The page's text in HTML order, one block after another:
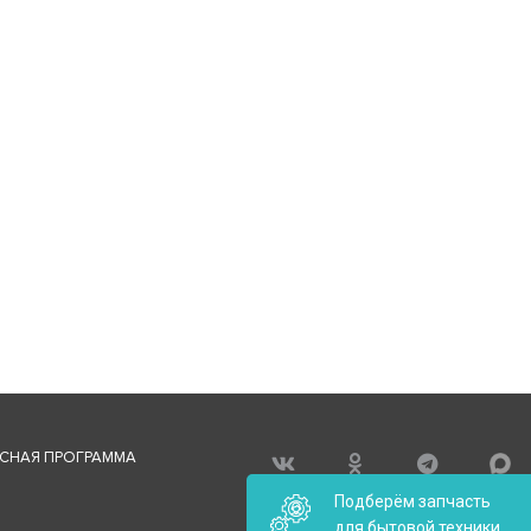
ПРОГРАММА
Подберём запчасть
для бытовой техники